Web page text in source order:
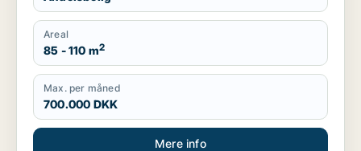
Areal
85 - 110 m2
Max. per måned
700.000 DKK
Mere info